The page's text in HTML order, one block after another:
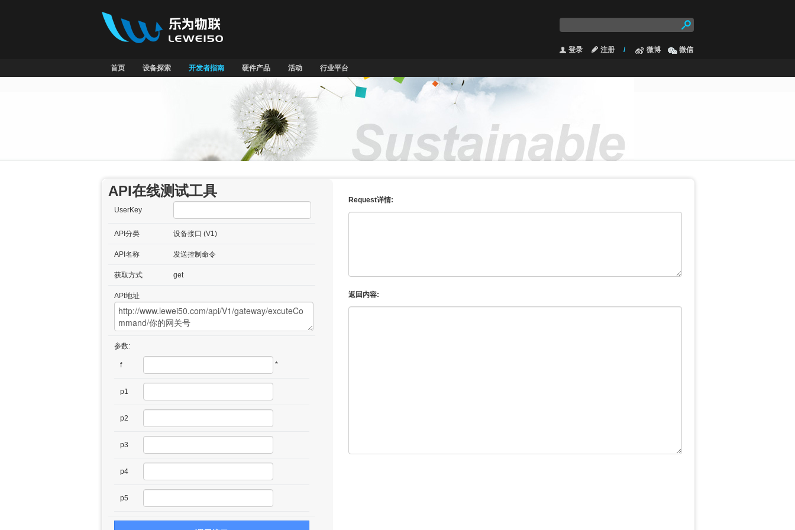
登录 注册 / 微博 微信
首页 设备探索 开发者指南 硬件产品 活动 行业平台
API在线测试工具
UserKey
API分类 设备接口 (V1)
API名称 发送控制命令
获取方式 get
API地址
参数:
f *
p1
p2
p3
p4
p5
Request详情:
返回内容: